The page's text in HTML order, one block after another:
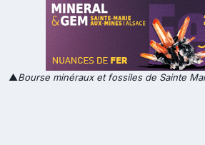
▲Bourse minéraux et fossiles de Sainte